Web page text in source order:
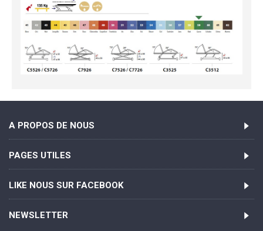
A PROPOS DE NOUS
PAGES UTILES
LIKE NOUS SUR FACEBOOK
NEWSLETTER